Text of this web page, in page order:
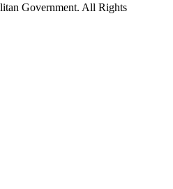
Government. All Rights